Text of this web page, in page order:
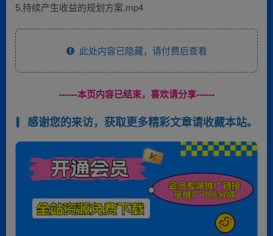
5.持续产生收益的规划方案,mp4
此处内容已隐藏，请付费后查看
------本页内容已结束，喜欢请分享------
感谢您的来访，获取更多精彩文章请收藏本站。